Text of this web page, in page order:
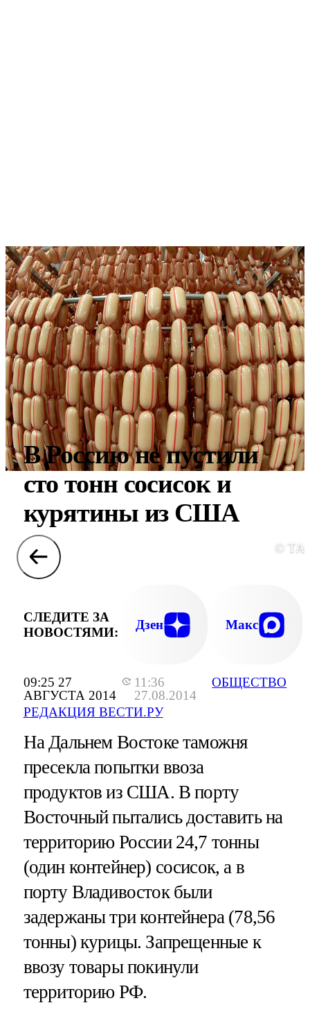
09:25 27
АВГУСТА 2014
11:36
27.08.2014
РЕДАКЦИЯ ВЕСТИ.РУ
ОБЩЕСТВО
В Россию не пустили
сто тонн сосисок и
курятины из США
©
СЛЕДИТЕ ЗА
НОВОСТЯМИ:
Дзен Макс
На Дальнем Востоке таможня
пресекла попытки ввоза
продуктов из США. В порту
Восточный пытались доставить на
территорию России 24,7 тонны
(один контейнер) сосисок, а в
порту Владивосток были
задержаны три контейнера (78,56
тонны) курицы. Запрещенные к
ввозу товары покинули
территорию РФ.